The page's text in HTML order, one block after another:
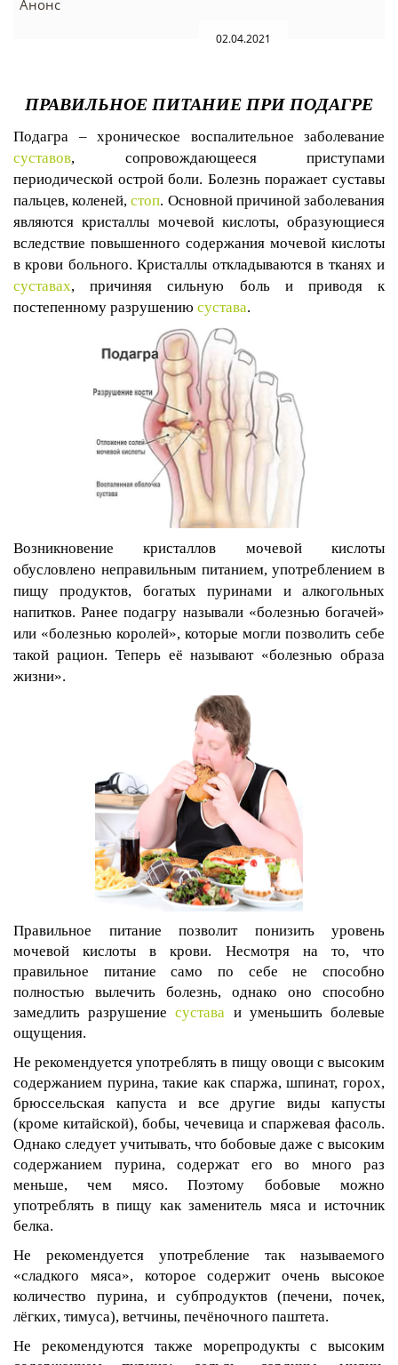
Анонс
02.04.2021
ПРАВИЛЬНОЕ ПИТАНИЕ ПРИ ПОДАГРЕ
Подагра – хроническое воспалительное заболевание
суставов, сопровождающееся приступами
периодической острой боли. Болезнь поражает суставы
пальцев, коленей,стоп. Основной причиной заболевания
являются кристаллы мочевой кислоты, образующиеся
вследствие повышенного содержания мочевой кислоты
в крови больного. Кристаллы откладываются в тканях и
суставах, причиняя сильную боль и приводя к
постепенному разрушению сустава.
Возникновение кристаллов мочевой кислоты
обусловлено неправильным питанием, употреблением в
пищу продуктов, богатых пуринами и алкогольных
напитков. Ранее подагру называли «болезнью богачей»
или «болезнью королей», которые могли позволить себе
такой рацион. Теперь её называют «болезнью образа
жизни».
Правильное питание позволит понизить уровень
мочевой кислоты в крови. Несмотря на то, что
правильное питание само по себе не способно
полностью вылечить болезнь, однако оно способно
замедлить разрушение сустава и уменьшить болевые
ощущения.
Не рекомендуется употреблять в пищу овощи с высоким
содержанием пурина, такие как спаржа, шпинат, горох,
брюссельская капуста и все другие виды капусты
(кроме китайской), бобы, чечевица и спаржевая фасоль.
Однако следует учитывать, что бобовые даже с высоким
содержанием пурина, содержат его во много раз
меньше, чем мясо. Поэтому бобовые можно
употреблять в пищу как заменитель мяса и источник
белка.
Не рекомендуется употребление так называемого
«сладкого мяса», которое содержит очень высокое
количество пурина, и субпродуктов (печени, почек,
лёгких, тимуса), ветчины, печёночного паштета.
Не рекомендуются также морепродукты с высоким